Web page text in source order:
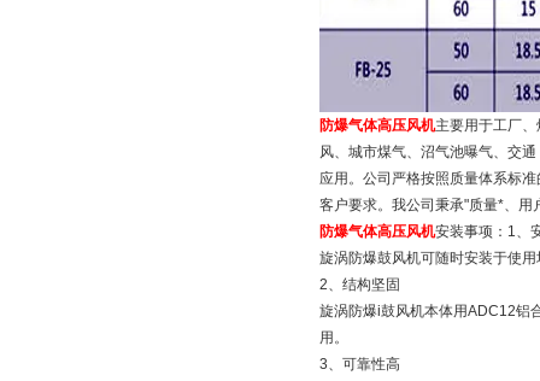
防爆气体高压风机主要用于工厂
风、城市煤气、沼气池曝气、交
应用。公司严格按照质量体系标
客户要求。我公司秉承"质量*、用
防爆气体高压风机安装事项：1、
旋涡防爆鼓风机可随时安装于使
2、结构坚固
旋涡防爆i鼓风机本体用ADC12铝
用。
3、可靠性高